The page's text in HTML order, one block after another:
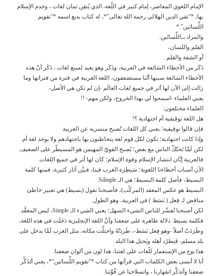
الإمام اللغوي المعاصر، إمام كبير في اللّغة، الذي يُتقِن ثمان لغات ، وخدم الإسلام
بها، *”تقي الدين الهلالي رحمه الله تعالى”*، له كتاب بديع اسمه *”تقويم
اللِّسانَين”.*
والمراد بـاللِّسانَين:
القلم واللسان،
أو الشفة والقلم .
ذَكَر من الأخطاء الشائعة في العربية، وذَكَر وهو يعيد لسبع لغات ، ذَكَر أنّ هذه
الأخطاء الشائعة سببها أنّنا مستضعفون، اللغة العربية في فترة من فتراتها وما
زالت إلى الآن لها أثر في جميع لغات العالَم -إن لم تكن هي الأصل-.
يعني العلماء -اسمحوا لي بهذا الخروج، ولكن مهم- !!
العلماء مختلفون:
هل اللغة توقيفية أم اجتهادية ؟!
فإن قالوا توقيفية؛ يعني كل اللغات تُصبح متسربة عن العربية.
وإذا كانت اجتهادية؛ تكون لكل قوم لغة يتخاطبون بها باجتهادهم ولا يوجد لغة أم.
لكن لَمَّا تَحتّكّ الناس مع بعض؛ يُصبح القويّ المهيمن هو المسيطّر على الضعيف.
فالعربية إبَّان انتشار الإسلام وقوة الإسلام؛ كان لها أثر في جميع اللغات.
الآن أسباب أخطاءنا اللغوية؛ سَيطرَة الغرب فينا، فبيَّن آثار كثيرة، فمنها كلمة
البسيط، فأصل كلمة البسيط؛ هي الـ Silmple.
البسيط هو عكس المعقد (المركَّب)، فأصبحنا نقول (بسيط) هي تعبير خاطئ
مناقض لـ فِعل ( بَسَط ) في العربية، وهو الطول.
لكن أصبحنا نُفسِّر للناس الشيء السهل؛ يعني الشيء الـ Simple، ليس المعقَّد.
فكلمة بسيط: دلالة ظاهرة على ضعفنا وأنَّ اللغة الإنجليزية دَخَلَت في هذه اللغة،
وطَرَدَتْ أصلاً -وهو فِعل بَسَط-، طَردَتْهُ واحتلَّت مكانه، مثل الغرب لَمَّا يدخل على
بلد مسلم، فَيطرُد أهله ويَحتل هذا البلد.
هذا نوع من الإستعمار للّغات على لغتنا، هذا لون من ألوان ضعفنا.
أنا لا أنسى بعض الكلمات التي قرأتها من كتاب *”تقويم اللِّسانَين”*، يعني أتَذَكَّر
ضعفنا وأتذكَّر انقهارنا ، وانسلاخنا عن قُوِّتنا.